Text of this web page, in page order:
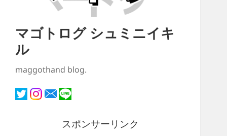
マゴトログ シュミニイキ
ル
maggothand blog.
スポンサーリンク